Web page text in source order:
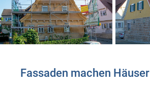
Fassaden
Innenräume
Mineralputz
Fassaden machen Häuser